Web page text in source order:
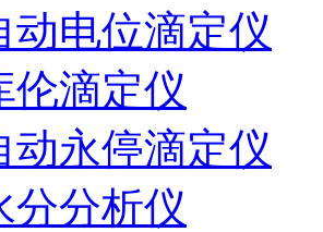
动电位滴定仪
伦滴定仪
动永停滴定仪
分分析仪